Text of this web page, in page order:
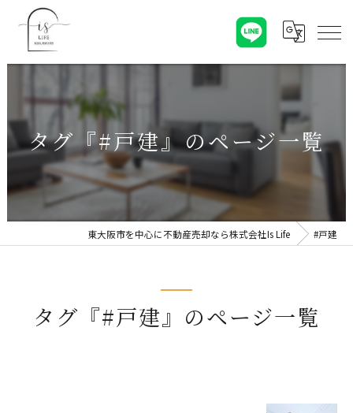
タグ『#戸建』のページ一覧
東大阪市を中心に不動産売却なら株式会社Is Life #戸建
タグ『#戸建』のページ一覧